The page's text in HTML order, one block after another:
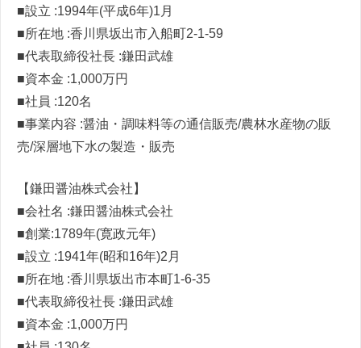
■設立 :1994年(平成6年)1月
■所在地 :香川県坂出市入船町2-1-59
■代表取締役社長 :鎌田武雄
■資本金 :1,000万円
■社員 :120名
■事業内容 :醤油・調味料等の通信販売/農林水産物の販
売/深層地下水の製造・販売
【鎌田醤油株式会社】
■会社名 :鎌田醤油株式会社
■創業:1789年(寛政元年)
■設立 :1941年(昭和16年)2月
■所在地 :香川県坂出市本町1-6-35
■代表取締役社長 :鎌田武雄
■資本金 :1,000万円